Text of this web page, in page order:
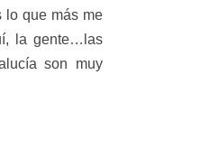
lo que más me
la gente…las
son muy